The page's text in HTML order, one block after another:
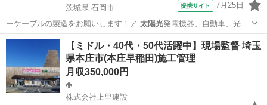
茨城県 石岡市
提携サイト 7月25日
ーケーブルの製造をお願いします！／ 太陽光発電機器、自動車、光フ
ァイバー製品など…
茨城 石岡市 工場
【ミドル・40代・50代活躍中】現場監督 埼玉
県本庄市(本庄早稲田)施工管理
月収350,000円
株式会社上里建設